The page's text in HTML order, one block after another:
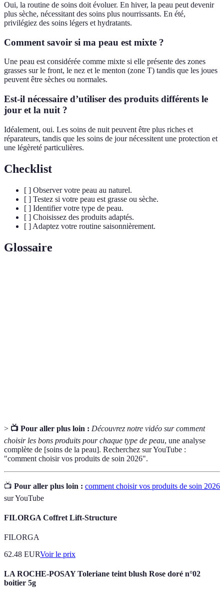
Oui, la routine de soins doit évoluer. En hiver, la peau peut devenir
plus sèche, nécessitant des soins plus nourrissants. En été,
privilégiez des soins légers et hydratants.
Comment savoir si ma peau est mixte ?
Une peau est considérée comme mixte si elle présente des zones
grasses sur le front, le nez et le menton (zone T) tandis que les joues
peuvent être sèches ou normales.
Est-il nécessaire d’utiliser des produits différents le
jour et la nuit ?
Idéalement, oui. Les soins de nuit peuvent être plus riches et
réparateurs, tandis que les soins de jour nécessitent une protection et
une légèreté particulières.
Checklist
[ ] Observer votre peau au naturel.
[ ] Testez si votre peau est grasse ou sèche.
[ ] Identifier votre type de peau.
[ ] Choisissez des produits adaptés.
[ ] Adaptez votre routine saisonnièrement.
Glossaire
> 📺 Pour aller plus loin : Découvrez notre vidéo sur comment
choisir les bons produits pour chaque type de peau, une analyse
complète de [soins de la peau]. Recherchez sur YouTube :
"comment choisir vos produits de soin 2026".
📺 Pour aller plus loin : comment choisir vos produits de soin 2026
sur YouTube
FILORGA Coffret Lift-Structure
FILORGA
62.48 EURVoir le prix
LA ROCHE-POSAY Toleriane teint blush Rose doré n°02
boitier 5g